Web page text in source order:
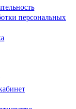
персональных